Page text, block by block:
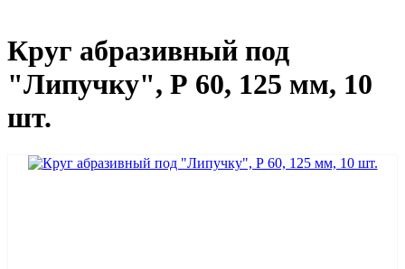
Круг абразивный под
"Липучку", Р 60, 125 мм, 10
шт.